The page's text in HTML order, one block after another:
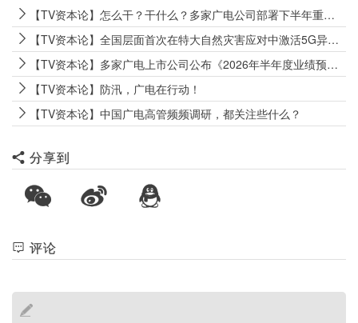
【TV资本论】怎么干？干什么？多家广电公司部署下半年重点工作
【TV资本论】全国层面首次在特大自然灾害应对中激活5G异网漫游机制
【TV资本论】多家广电上市公司公布《2026年半年度业绩预告》
【TV资本论】防汛，广电在行动！
【TV资本论】中国广电高管频频调研，都关注些什么？
分享到
评论